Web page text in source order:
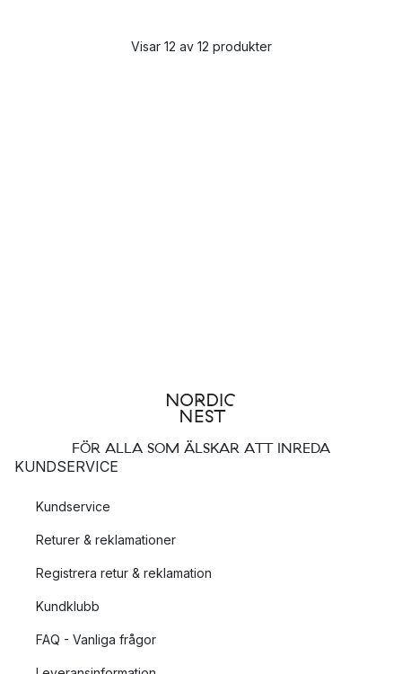
Visar 12 av 12 produkter
FÖR ALLA SOM ÄLSKAR ATT INREDA
KUNDSERVICE
Kundservice
Returer & reklamationer
Registrera retur & reklamation
Kundklubb
FAQ - Vanliga frågor